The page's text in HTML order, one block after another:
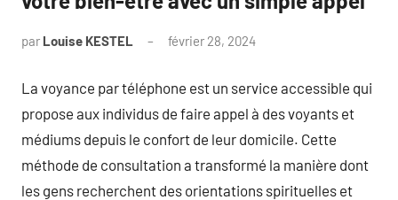
par Louise KESTEL février 28, 2024
La voyance par téléphone est un service accessible qui
propose aux individus de faire appel à des voyants et
médiums depuis le confort de leur domicile. Cette
méthode de consultation a transformé la manière dont
les gens recherchent des orientations spirituelles et